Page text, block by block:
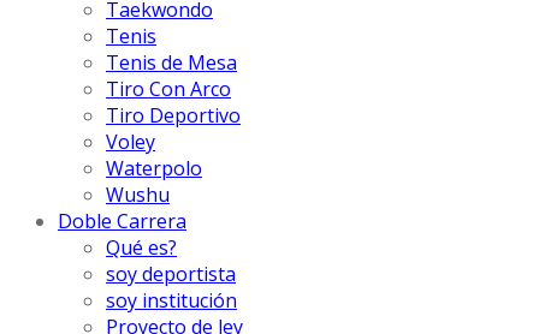
Taekwondo
Tenis
Tenis de Mesa
Tiro Con Arco
Tiro Deportivo
Voley
Waterpolo
Wushu
Doble Carrera
Qué es?
soy deportista
soy institución
Proyecto de ley